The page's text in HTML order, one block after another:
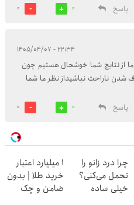
پاسخ
0
0
۲۲:۳۴ - ۱۴۰۵/۰۴/۰۷
ما از نتایج شما خوشحال هستیم چون
ناراحت نباشیداز نظر ما شما
پاسخ
0
0
چرا درد زانو را
تحمل می‌کنی؟
خیلی ساده
۱ میلیارد اعتبار
خرید طلا | بدون
ضامن و چک